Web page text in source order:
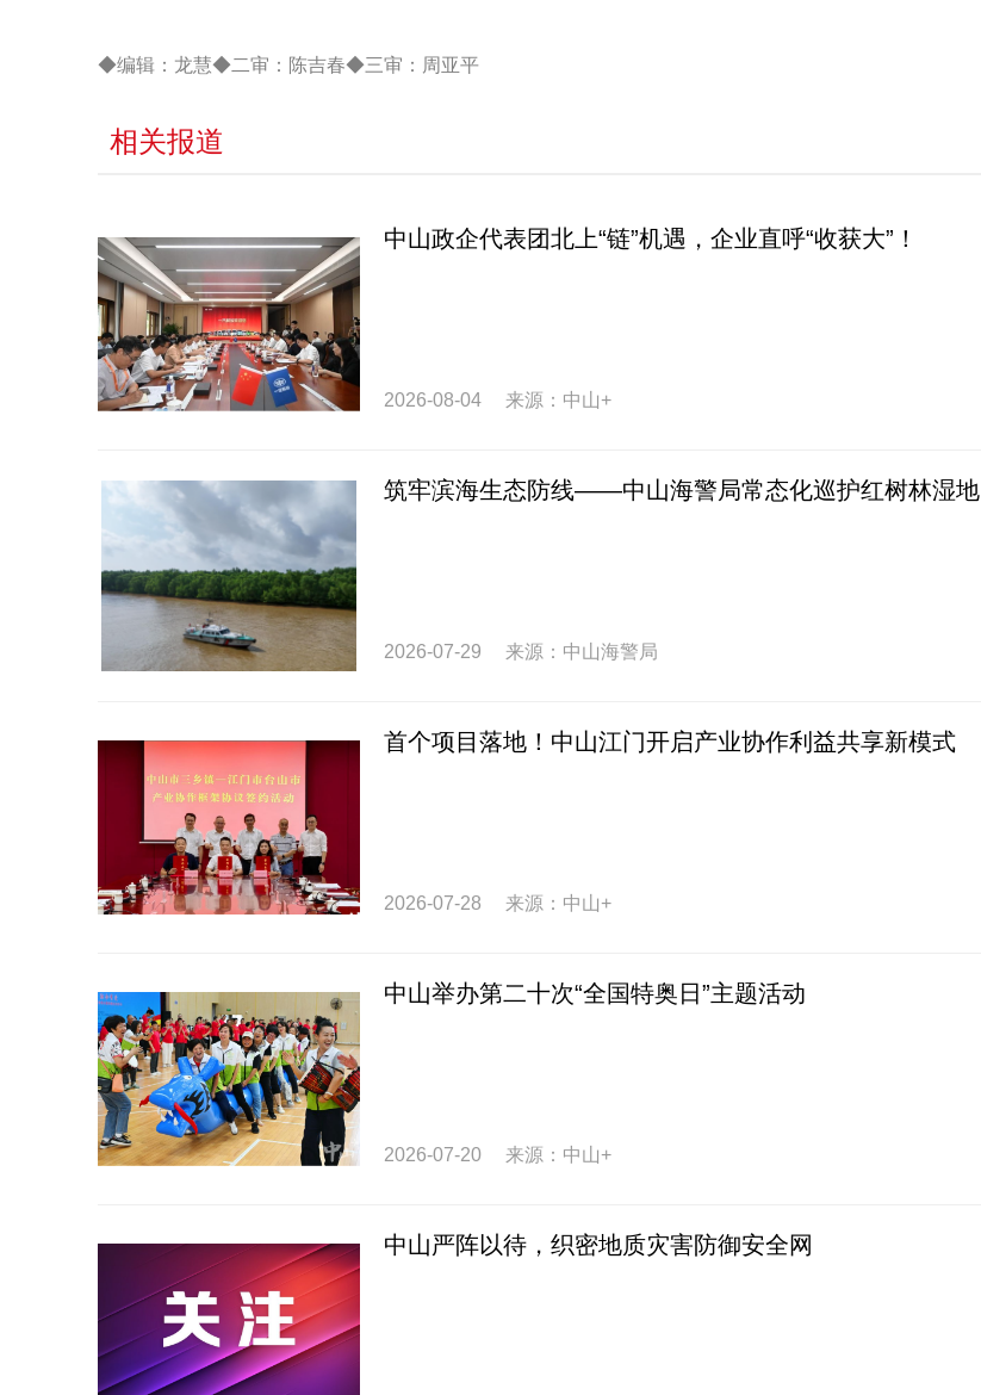
◆编辑：龙慧◆二审：陈吉春◆三审：周亚平
相关报道
中山政企代表团北上“链”机遇，企业直呼“收获大”！
2026-08-04 来源：中山+
筑牢滨海生态防线——中山海警局常态化巡护红树林湿地
2026-07-29 来源：中山海警局
首个项目落地！中山江门开启产业协作利益共享新模式
2026-07-28 来源：中山+
中山举办第二十次“全国特奥日”主题活动
2026-07-20 来源：中山+
中山严阵以待，织密地质灾害防御安全网